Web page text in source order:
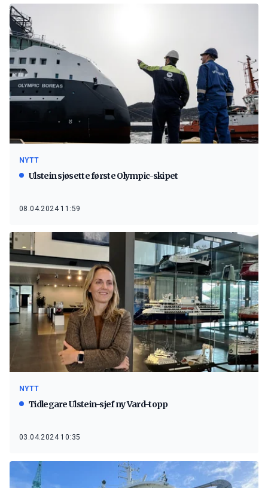
NYTT
Ulstein sjøsette første Olympic-skipet
08.04.2024 11:59
NYTT
Tidlegare Ulstein-sjef ny Vard-topp
03.04.2024 10:35